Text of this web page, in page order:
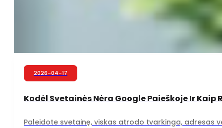
2026-04-17
Kodėl Svetainės Nėra Google Paieškoje Ir
Paleidote svetainę, viskas atrodo tvarkinga, adresas